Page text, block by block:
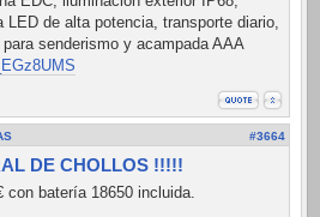
LED de alta potencia, transporte diario,
senderismo y acampada AAA
#3664
DE CHOLLOS !!!!!
batería 18650 incluida.